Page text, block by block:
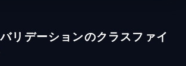
リデーションのクラスファイ